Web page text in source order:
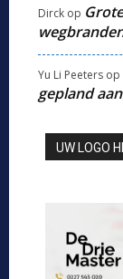
Dirck op
Yu Li Peeters op
gepland
UW LOGO